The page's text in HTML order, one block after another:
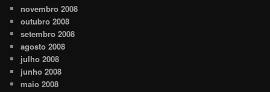
novembro 2008
outubro 2008
setembro 2008
agosto 2008
julho 2008
junho 2008
maio 2008